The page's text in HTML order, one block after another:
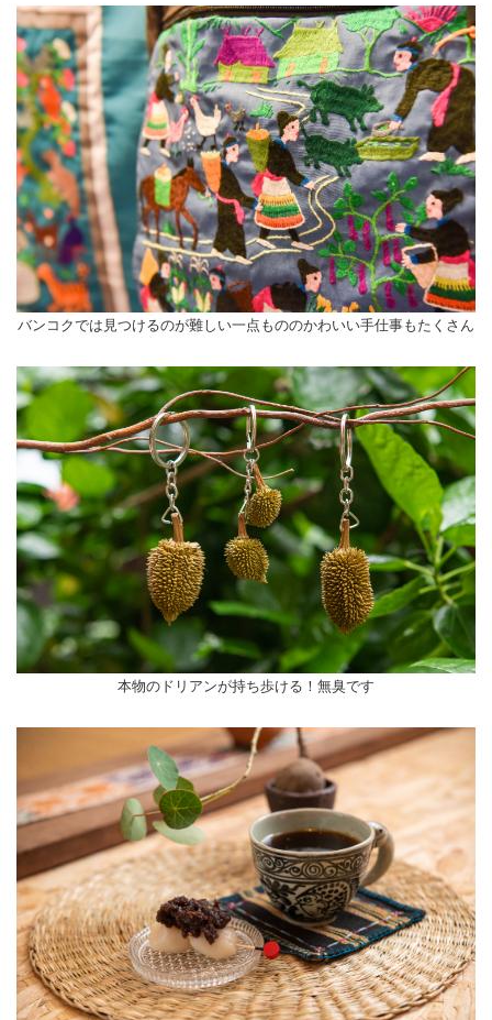
バンコクでは見つけるのが難しい一点もののかわいい手仕事もたくさん
本物のドリアンが持ち歩ける！無臭です